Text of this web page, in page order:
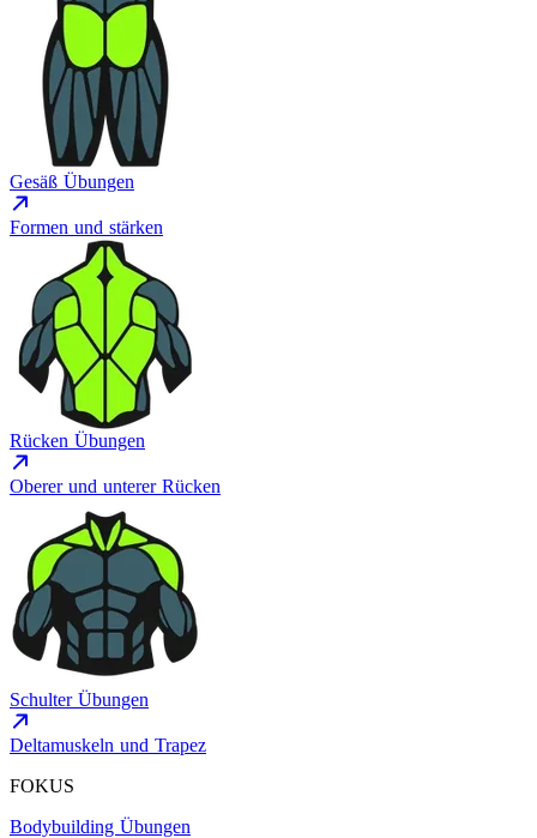
Gesäß Übungen
Formen und stärken
Rücken Übungen
Oberer und unterer Rücken
Schulter Übungen
Deltamuskeln und Trapez
FOKUS
Bodybuilding Übungen